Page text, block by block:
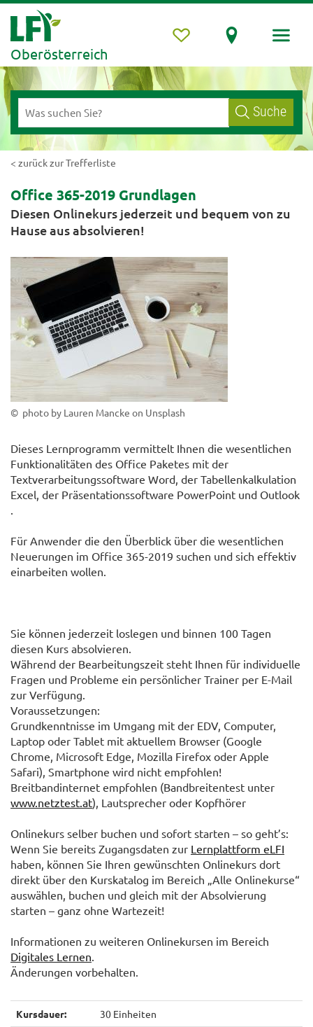
Oberösterreich
Suche
< zurück zur Trefferliste
Office 365-2019 Grundlagen
Diesen Onlinekurs jederzeit und bequem von zu
Hause aus absolvieren!
© photo by Lauren Mancke on Unsplash
Dieses Lernprogramm vermittelt Ihnen die wesentlichen
Funktionalitäten des Office Paketes mit der
Textverarbeitungssoftware Word, der Tabellenkalkulation
Excel, der Präsentationssoftware PowerPoint und Outlook
.
Für Anwender die den Überblick über die wesentlichen
Neuerungen im Office 365-2019 suchen und sich effektiv
einarbeiten wollen.
Sie können jederzeit loslegen und binnen 100 Tagen
diesen Kurs absolvieren.
Während der Bearbeitungszeit steht Ihnen für individuelle
Fragen und Probleme ein persönlicher Trainer per E-Mail
zur Verfügung.
Voraussetzungen:
Grundkenntnisse im Umgang mit der EDV, Computer,
Laptop oder Tablet mit aktuellem Browser (Google
Chrome, Microsoft Edge, Mozilla Firefox oder Apple
Safari), Smartphone wird nicht empfohlen!
Breitbandinternet empfohlen (Bandbreitentest unter
www.netztest.at), Lautsprecher oder Kopfhörer
Onlinekurs selber buchen und sofort starten – so geht’s:
Wenn Sie bereits Zugangsdaten zur Lernplattform eLFI
haben, können Sie Ihren gewünschten Onlinekurs dort
direkt über den Kurskatalog im Bereich „Alle Onlinekurse“
auswählen, buchen und gleich mit der Absolvierung
starten – ganz ohne Wartezeit!
Informationen zu weiteren Onlinekursen im Bereich
Digitales Lernen.
Änderungen vorbehalten.
Kursdauer: 30 Einheiten